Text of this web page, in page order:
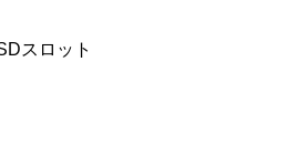
スロット